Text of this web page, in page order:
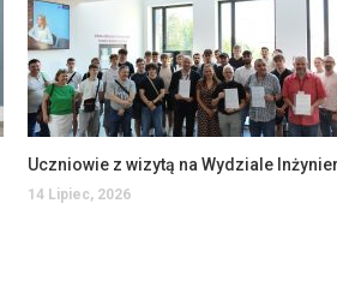
14 Lipiec, 2026